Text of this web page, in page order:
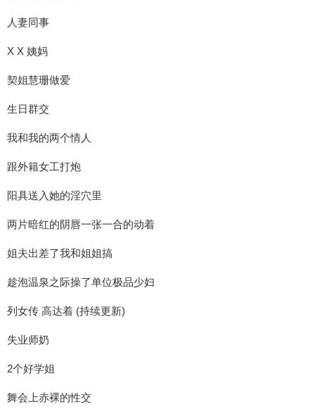
人妻同事
X X 姨妈
契姐慧珊做爱
生日群交
我和我的两个情人
跟外籍女工打炮
阳具送入她的淫穴里
两片暗红的阴唇一张一合的动着
姐夫出差了我和姐姐搞
趁泡温泉之际操了单位极品少妇
列女传 高达着 (持续更新)
失业师奶
2个好学姐
舞会上赤裸的性交